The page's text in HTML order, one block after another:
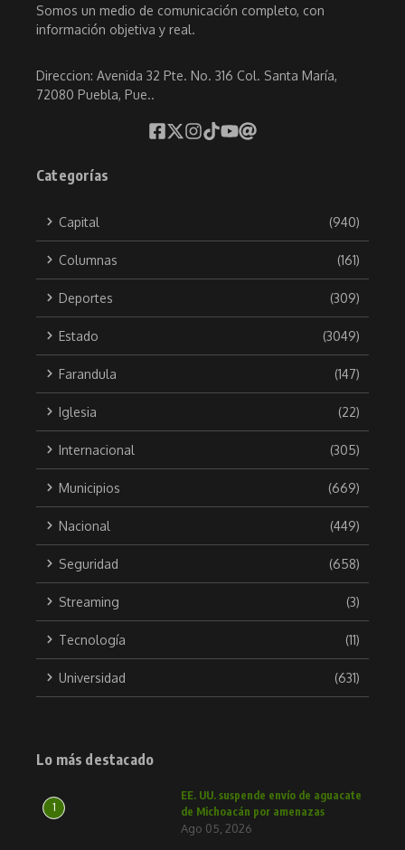
Somos un medio de comunicación completo, con
información objetiva y real.
Direccion: Avenida 32 Pte. No. 316 Col. Santa María,
72080 Puebla, Pue..
Categorías
Capital (940)
Columnas (161)
Deportes (309)
Estado (3049)
Farandula (147)
Iglesia (22)
Internacional (305)
Municipios (669)
Nacional (449)
Seguridad (658)
Streaming (3)
Tecnología (11)
Universidad (631)
Lo más destacado
1
EE. UU. suspende envío de aguacate
de Michoacán por amenazas
Ago 05, 2026